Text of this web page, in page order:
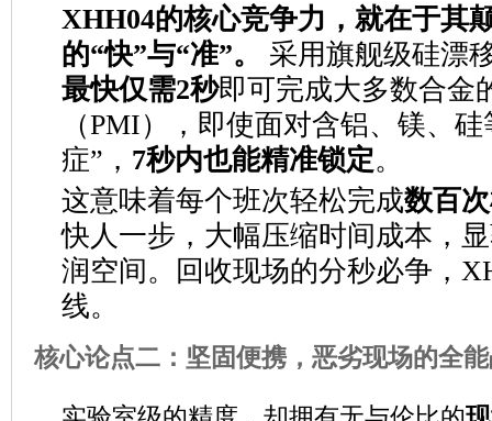
XHH04的核心竞争力，就在于其
的“快”与“准”。
采用旗舰级硅漂
最快仅需2秒即可完成大多数合金
（PMI），即使面对含铝、镁、
症”， 7秒内也能精准锁定。
这意味着每个班次轻松完成数百
快人一步，大幅压缩时间成本，
润空间。回收现场的分秒必争，
线。
核心论点二：坚固便携，恶劣现场的全